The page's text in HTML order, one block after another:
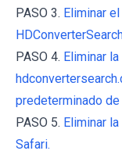
PASO 3. Eliminar
PASO 4. Eliminar
predeterminado
PASO 5. Eliminar
Safari.